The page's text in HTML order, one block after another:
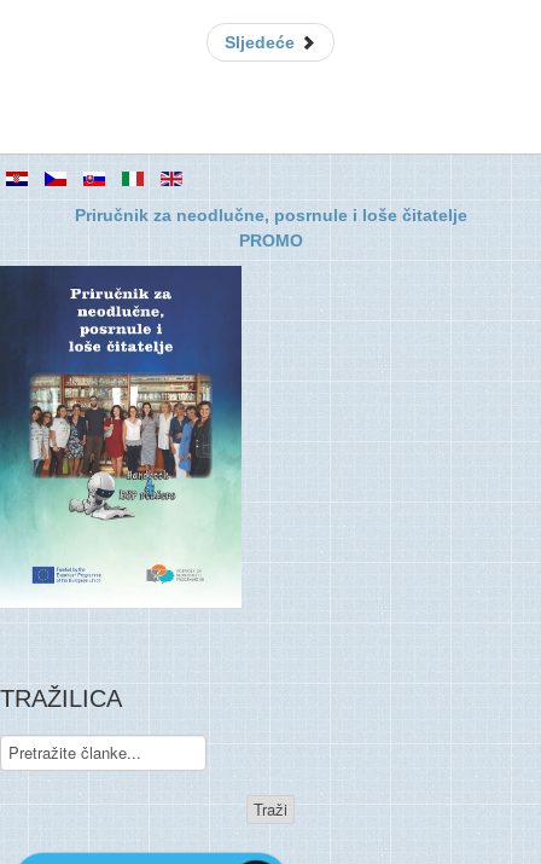
Sljedeće
Priručnik za neodlučne, posrnule i loše čitatelje
PROMO
TRAŽILICA